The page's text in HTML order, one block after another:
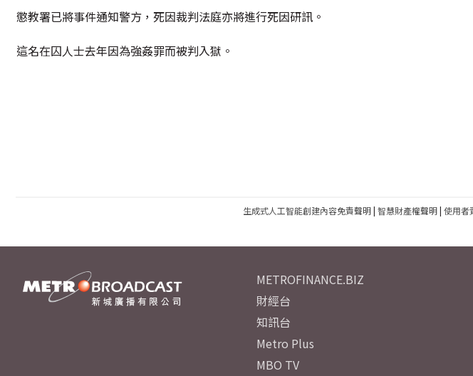
懲教署已將事件通知警方，死因裁判法庭亦將進行死因研訊。
這名在囚人士去年因為強姦罪而被判入獄。
生成式人工智能創建內容免責聲明| 智慧財產權聲明| 使用者
METROFINANCE.BIZ
財經台
知訊台
Metro Plus
MBO TV